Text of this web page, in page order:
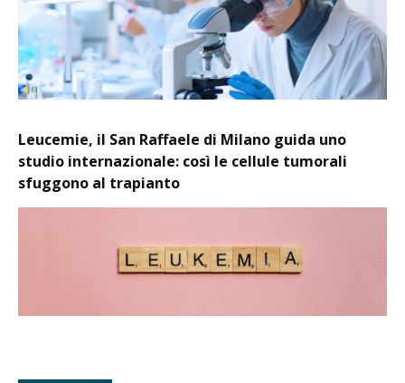
Leucemie, il San Raffaele di Milano guida uno
studio internazionale: così le cellule tumorali
sfuggono al trapianto